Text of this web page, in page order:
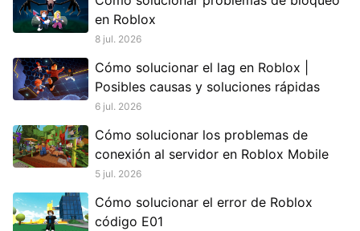
en Roblox
8 jul. 2026
Cómo solucionar el lag en Roblox |
Posibles causas y soluciones rápidas
6 jul. 2026
Cómo solucionar los problemas de
conexión al servidor en Roblox Mobile
5 jul. 2026
Cómo solucionar el error de Roblox
código E01